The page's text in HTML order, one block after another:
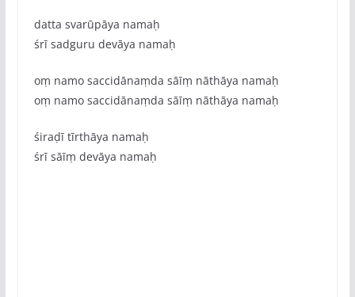
datta svarūpāya namaḥ
śrī sadguru devāya namaḥ
oṃ namo saccidānaṃda sāīṃ nāthāya namaḥ
oṃ namo saccidānaṃda sāīṃ nāthāya namaḥ
śiraḍī tīrthāya namaḥ
śrī sāīṃ devāya namaḥ